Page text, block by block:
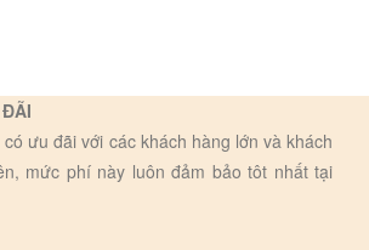
ưu đãi với các khách hàng lớn và khách
mức phí này luôn đảm bảo tôt nhất tại